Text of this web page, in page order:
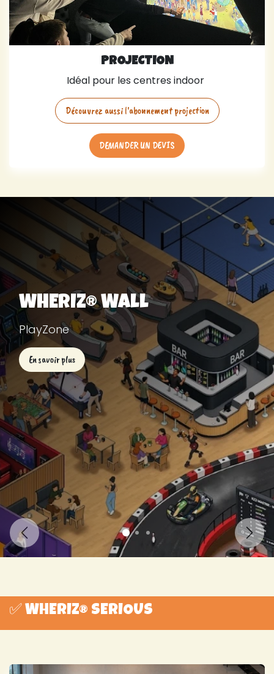
PROJECTION
Idéal pour les centres indoor
Découvrez aussi l'abonnement projection
DEMANDER UN DEVIS
WHERIZ® Wall
PlayZone
En savoir plus
Précédent
✅ WHERIZ® SERIOUS